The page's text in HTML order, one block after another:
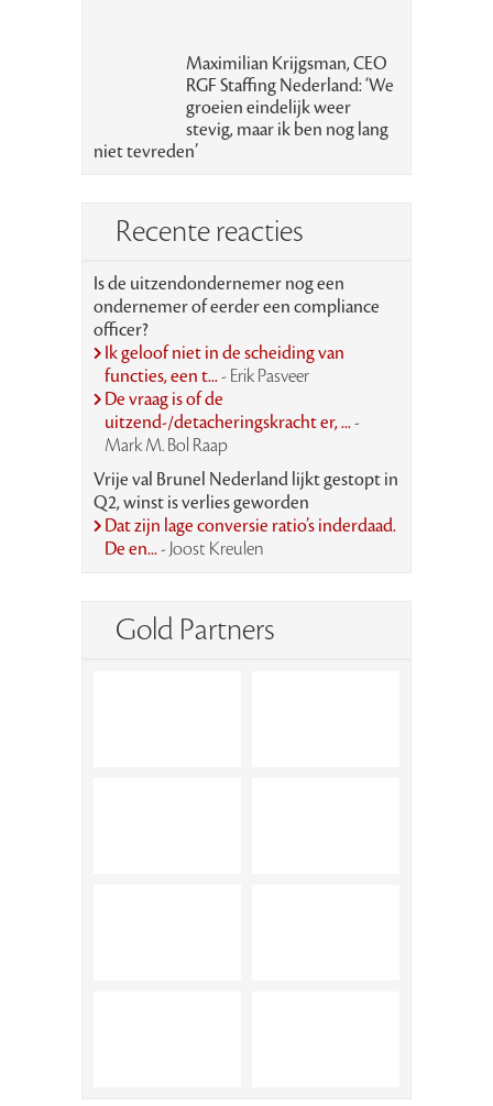
Maximilian Krijgsman, CEO
RGF Staffing Nederland: ‘We
groeien eindelijk weer
stevig, maar ik ben nog lang
niet tevreden’
Recente reacties
Is de uitzendondernemer nog een
ondernemer of eerder een compliance
officer?
Ik geloof niet in de scheiding van
functies, een t...- Erik Pasveer
De vraag is of de
uitzend-/detacheringskracht er, ...-
Mark M. Bol Raap
Vrije val Brunel Nederland lijkt gestopt in
Q2, winst is verlies geworden
Dat zijn lage conversie ratio’s inderdaad.
De en...- Joost Kreulen
Gold Partners